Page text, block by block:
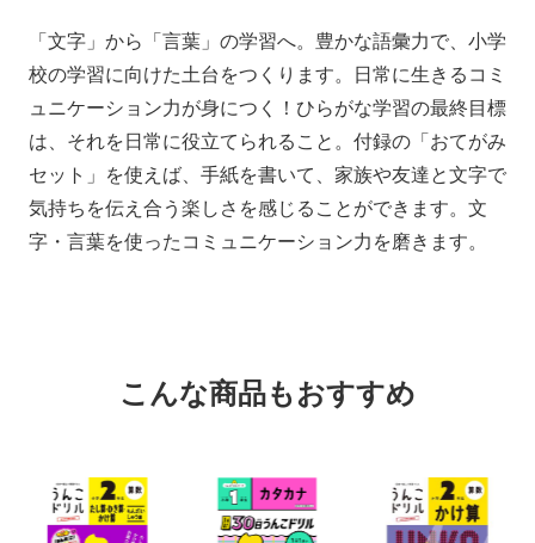
「文字」から「言葉」の学習へ。豊かな語彙力で、小学
校の学習に向けた土台をつくります。日常に生きるコミ
ュニケーション力が身につく！ひらがな学習の最終目標
は、それを日常に役立てられること。付録の「おてがみ
セット」を使えば、手紙を書いて、家族や友達と文字で
気持ちを伝え合う楽しさを感じることができます。文
字・言葉を使ったコミュニケーション力を磨きます。
こんな商品もおすすめ